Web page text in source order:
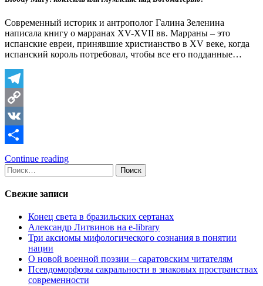
Современный историк и антрополог Галина Зеленина
написала книгу о марранах XV-XVII вв. Марраны – это
испанские евреи, принявшие христианство в XV веке, когда
испанский король потребовал, чтобы все его подданные…
Telegram
Copy
Link
VK
Отправить
Continue reading
Найти:
Свежие записи
Конец света в бразильских сертанах
Александр Литвинов на e-library
Три аксиомы мифологического сознания в понятии
нации
О новой военной поэзии – саратовским читателям
Псевдоморфозы сакральности в знаковых пространствах
современности